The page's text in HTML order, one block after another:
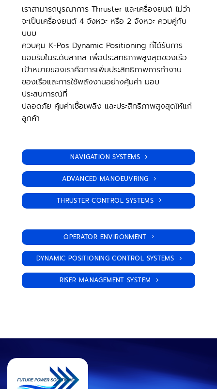
เราสามารถบูรณาการ Thruster และเครื่องยนต์ ไม่ว่า
จะเป็นเครื่องยนต์ 4 จังหวะ หรือ 2 จังหวะ ควบคู่กับ
บบบ
ควบคุม K-Pos Dynamic Positioning ที่ได้รับการ
ยอมรับในระดับสากล เพื่อประสิทธิภาพสูงสุดของเรือ
เป้าหมายของเราคือการเพิ่มประสิทธิภาพการทำงาน
ของเรือและการใช้พลังงานอย่างคุ้มค่า มอบ
ประสบการณ์ที่
ปลอดภัย คุ้มค่าเชื้อเพลิง และประสิทธิภาพสูงสุดให้แก่
ลูกค้า
NAVIGATION SYSTEMS
ADVANCED MANOEUVRING
THRUSTER CONTROL SYSTEMS
OPERATOR ENVIRONMENT
DYNAMIC POSITIONING CONTROL SYSTEMS
RISER MANAGEMENT SYSTEM